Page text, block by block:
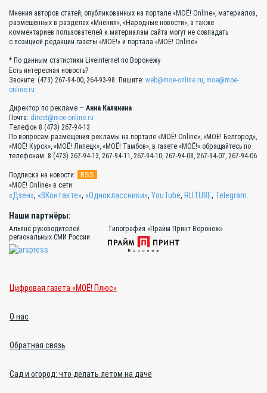
Мнения авторов статей, опубликованных на портале «МОЁ! Online», материалов,
размещённых в разделах «Мнения», «Народные новости», а также
комментариев пользователей к материалам сайта могут не совпадать
с позицией редакции газеты «МОЁ!» и портала «МОЁ! Online».
* По данным статистики Liveinternet по Воронежу
Есть интересная новость?
Звоните: (473) 267-94-00, 264-93-98. Пишите: web@moe-online.ru, moe@moe-
online.ru
Директор по рекламе — Анна Калинина
Почта: direct@moe-online.ru
Телефон 8 (473) 267-94-13
По вопросам размещения рекламы на портале «МОЁ! Online», «МОЁ! Белгород»,
«МОЁ! Курск», «МОЁ! Липецк», «МОЁ! Тамбов», в газете «МОЁ!» обращайтесь по
телефонам: 8 (473) 267-94-13, 267-94-11, 267-94-10, 267-94-08, 267-94-07, 267-94-06
Подписка на новости: RSS
«МОЁ! Online» в сети:
«Дзен», «ВКонтакте», «Одноклассники», YouTube, RUTUBE, Telegram
Наши партнёры:
Альянс руководителей
региональных СМИ России
Типография «Прайм Принт Воронеж»
Цифровая газета «МОЁ! Плюс»
О нас
Обратная связь
Сад и огород: что делать летом на даче